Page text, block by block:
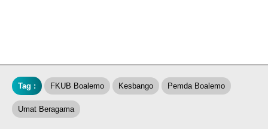
Tag : FKUB Boalemo Kesbango Pemda Boalemo
Umat Beragama